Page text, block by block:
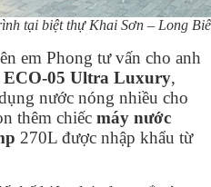
tại biệt thự Khai Sơn – Long
em Phong tư vấn cho anh
ECO-05 Ultra Luxury,
nước nóng nhiều cho
thêm chiếc máy nước
270L được nhập khẩu từ